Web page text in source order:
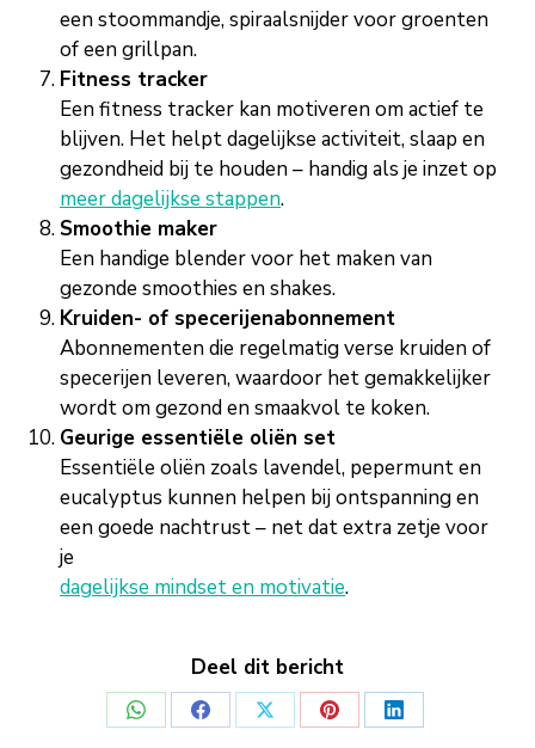
een stoommandje, spiraalsnijder voor groenten
of een grillpan.
Fitness tracker
Een fitness tracker kan motiveren om actief te
blijven. Het helpt dagelijkse activiteit, slaap en
gezondheid bij te houden – handig als je inzet op
meer dagelijkse stappen.
Smoothie maker
Een handige blender voor het maken van
gezonde smoothies en shakes.
Kruiden- of specerijenabonnement
Abonnementen die regelmatig verse kruiden of
specerijen leveren, waardoor het gemakkelijker
wordt om gezond en smaakvol te koken.
Geurige essentiële oliën set
Essentiële oliën zoals lavendel, pepermunt en
eucalyptus kunnen helpen bij ontspanning en
een goede nachtrust – net dat extra zetje voor
je
dagelijkse mindset en motivatie.
Deel dit bericht
Deel Deel Deel Deel Deel